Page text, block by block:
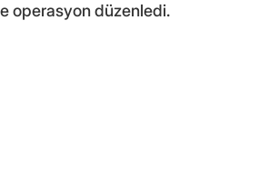
operasyon düzenledi.